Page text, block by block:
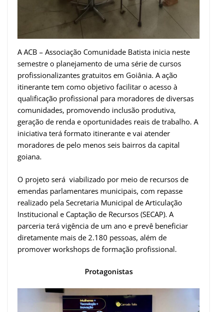
A ACB – Associação Comunidade Batista inicia neste
semestre o planejamento de uma série de cursos
profissionalizantes gratuitos em Goiânia. A ação
itinerante tem como objetivo facilitar o acesso à
qualificação profissional para moradores de diversas
comunidades, promovendo inclusão produtiva,
geração de renda e oportunidades reais de trabalho. A
iniciativa terá formato itinerante e vai atender
moradores de pelo menos seis bairros da capital
goiana.
O projeto será viabilizado por meio de recursos de
emendas parlamentares municipais, com repasse
realizado pela Secretaria Municipal de Articulação
Institucional e Captação de Recursos (SECAP). A
parceria terá vigência de um ano e prevê beneficiar
diretamente mais de 2.180 pessoas, além de
promover workshops de formação profissional.
Protagonistas